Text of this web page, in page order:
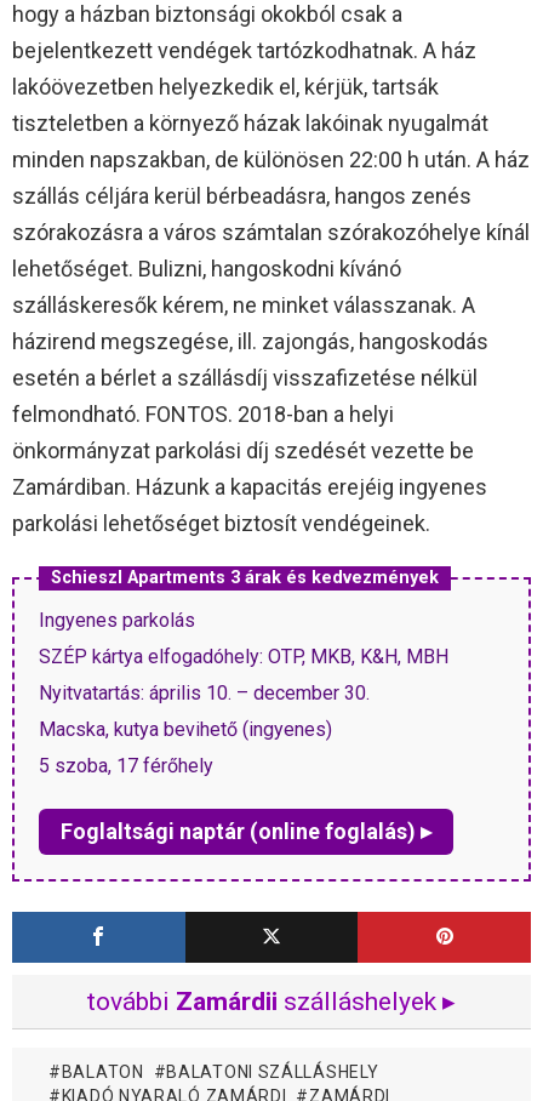
hogy a házban biztonsági okokból csak a
bejelentkezett vendégek tartózkodhatnak. A ház
lakóövezetben helyezkedik el, kérjük, tartsák
tiszteletben a környező házak lakóinak nyugalmát
minden napszakban, de különösen 22:00 h után. A ház
szállás céljára kerül bérbeadásra, hangos zenés
szórakozásra a város számtalan szórakozóhelye kínál
lehetőséget. Bulizni, hangoskodni kívánó
szálláskeresők kérem, ne minket válasszanak. A
házirend megszegése, ill. zajongás, hangoskodás
esetén a bérlet a szállásdíj visszafizetése nélkül
felmondható. FONTOS. 2018-ban a helyi
önkormányzat parkolási díj szedését vezette be
Zamárdiban. Házunk a kapacitás erejéig ingyenes
parkolási lehetőséget biztosít vendégeinek.
Schieszl Apartments 3 árak és kedvezmények
Ingyenes parkolás
SZÉP kártya elfogadóhely: OTP, MKB, K&H, MBH
Nyitvatartás: április 10. – december 30.
Macska, kutya bevihető (ingyenes)
5 szoba, 17 férőhely
Foglaltsági naptár (online foglalás) ▸
további Zamárdii szálláshelyek ▸
BALATON
BALATONI SZÁLLÁSHELY
KIADÓ NYARALÓ ZAMÁRDI
ZAMÁRDI